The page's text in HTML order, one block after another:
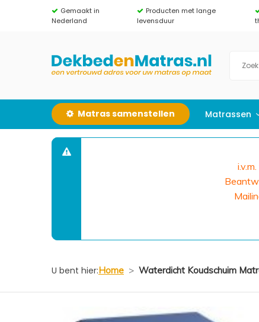
Gemaakt in
Nederland
Producten met lange
levensduur
Matras samenstellen Matrassen
U bent hier:Home > Waterdicht Koudschuim